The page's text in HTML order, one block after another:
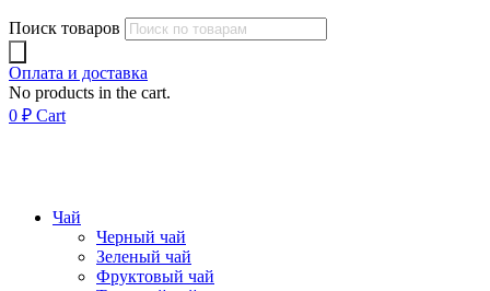
Поиск товаров
Оплата и доставка
No products in the cart.
0 ₽ Cart
Чай
Черный чай
Зеленый чай
Фруктовый чай